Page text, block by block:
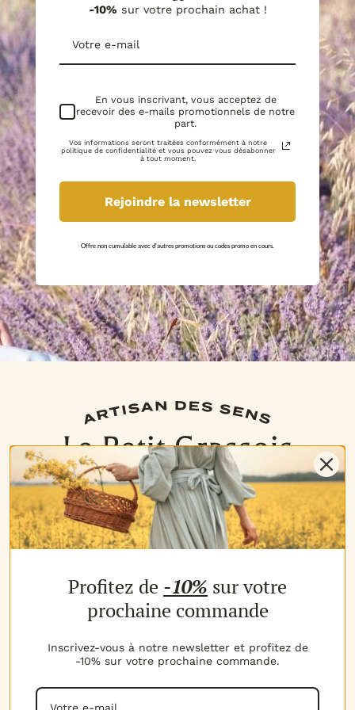
-10% sur votre prochain achat !
En vous inscrivant, vous acceptez de
recevoir des e-mails promotionnels de notre
part.
Vos informations seront traitées conformément à notre
politique de confidentialité et vous pouvez vous désabonner
à tout moment.
Rejoindre la newsletter
Offre non cumulable avec d'autres promotions ou codes promo en cours.
Les parfums
MON COMPTE
Espace client
Parrainage
Mon panier
Profitez de -10% sur votre
prochaine commande
Inscrivez-vous à notre newsletter et profitez de
-10% sur votre prochaine commande.